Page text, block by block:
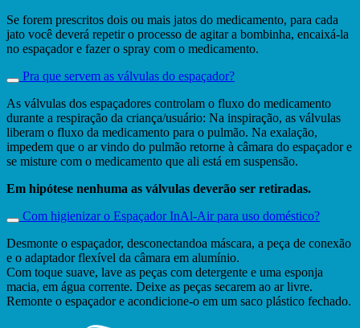
Se forem prescritos dois ou mais jatos do medicamento, para cada
jato você deverá repetir o processo de agitar a bombinha, encaixá-la
no espaçador e fazer o spray com o medicamento.
Pra que servem as válvulas do espaçador?
As válvulas dos espaçadores controlam o fluxo do medicamento
durante a respiração da criança/usuário: Na inspiração, as válvulas
liberam o fluxo da medicamento para o pulmão. Na exalação,
impedem que o ar vindo do pulmão retorne à câmara do espaçador e
se misture com o medicamento que ali está em suspensão.
Em hipótese nenhuma as válvulas deverão ser retiradas.
Com higienizar o Espaçador InAl-Air para uso doméstico?
Desmonte o espaçador, desconectandoa máscara, a peça de conexão
e o adaptador flexível da câmara em alumínio.
Com toque suave, lave as peças com detergente e uma esponja
macia, em água corrente. Deixe as peças secarem ao ar livre.
Remonte o espaçador e acondicione-o em um saco plástico fechado.